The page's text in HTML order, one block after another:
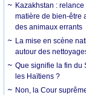
Kazakhstan :
matière de bien-être
des animaux errants
La mise en scène
autour des
Que signifie la fin du
les Haïtiens ?
Non, la Cour